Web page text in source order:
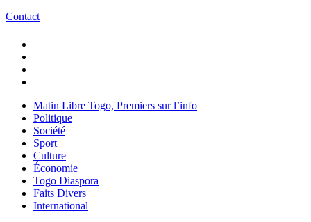
Contact
Matin Libre Togo, Premiers sur l’info
Politique
Société
Sport
Culture
Économie
Togo Diaspora
Faits Divers
International